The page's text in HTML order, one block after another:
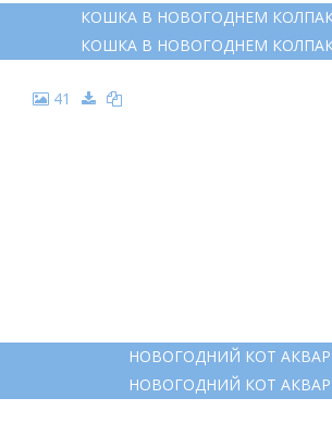
КОШКА В НОВОГОДНЕМ
КОШКА В НОВОГОДНЕМ
41
НОВОГОДНИЙ КОТ
НОВОГОДНИЙ КОТ